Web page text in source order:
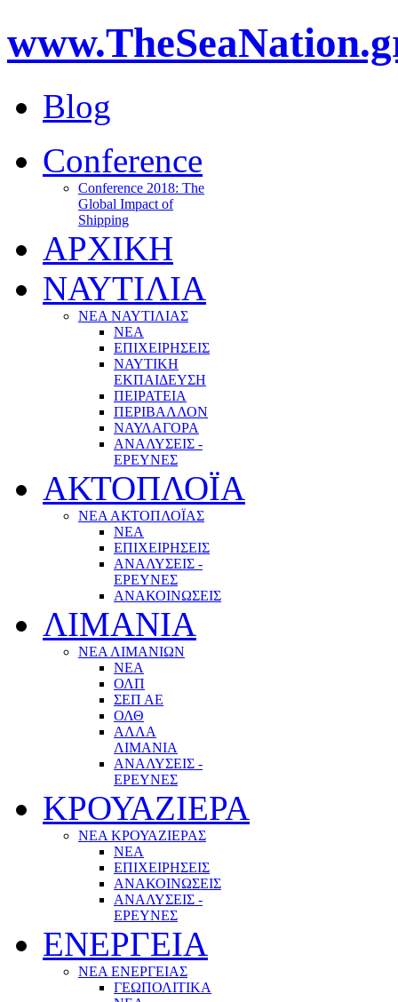
Blog
Conference
Conference 2018: The
Global Impact of
Shipping
ΑΡΧΙΚΗ
ΝΑΥΤΙΛΙΑ
ΝΕΑ ΝΑΥΤΙΛΙΑΣ
ΝΕΑ
ΕΠΙΧΕΙΡΗΣΕΙΣ
ΝΑΥΤΙΚΗ
ΕΚΠΑΙΔΕΥΣΗ
ΠΕΙΡΑΤΕΙΑ
ΠΕΡΙΒΑΛΛΟΝ
ΝΑΥΛΑΓΟΡΑ
ΑΝΑΛΥΣΕΙΣ -
ΕΡΕΥΝΕΣ
ΑΚΤΟΠΛΟΪΑ
ΝΕΑ ΑΚΤΟΠΛΟΪΑΣ
ΝΕΑ
ΕΠΙΧΕΙΡΗΣΕΙΣ
ΑΝΑΛΥΣΕΙΣ -
ΕΡΕΥΝΕΣ
ΑΝΑΚΟΙΝΩΣΕΙΣ
ΛΙΜΑΝΙΑ
ΝΕΑ ΛΙΜΑΝΙΩΝ
ΝΕΑ
ΟΛΠ
ΣΕΠ ΑΕ
ΟΛΘ
ΑΛΛΑ
ΛΙΜΑΝΙΑ
ΑΝΑΛΥΣΕΙΣ -
ΕΡΕΥΝΕΣ
ΚΡΟΥΑΖΙΕΡΑ
ΝΕΑ ΚΡΟΥΑΖΙΕΡΑΣ
NEA
ΕΠΙΧΕΙΡΗΣΕΙΣ
ΑΝΑΚΟΙΝΩΣΕΙΣ
ΑΝΑΛΥΣΕΙΣ -
ΕΡΕΥΝΕΣ
ΕΝΕΡΓΕΙΑ
ΝΕΑ ΕΝΕΡΓΕΙΑΣ
ΓΕΩΠΟΛΙΤΙΚΑ